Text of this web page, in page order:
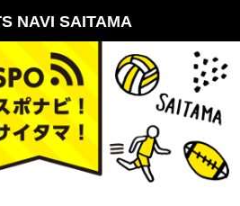
NAVI SAITAMA